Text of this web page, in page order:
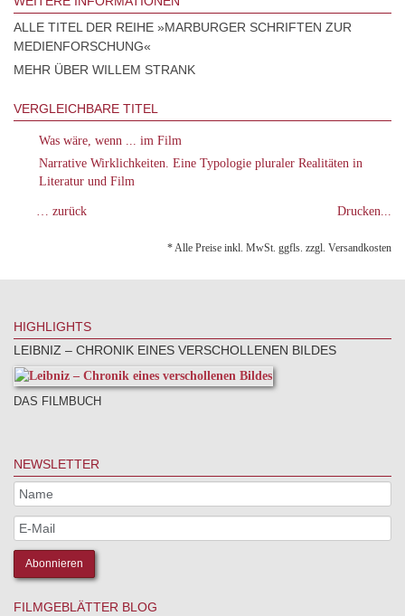
ALLE TITEL DER REIHE »MARBURGER SCHRIFTEN ZUR
MEDIENFORSCHUNG«
MEHR ÜBER WILLEM STRANK
VERGLEICHBARE TITEL
Was wäre, wenn ... im Film
Narrative Wirklichkeiten. Eine Typologie pluraler Realitäten in
Literatur und Film
… zurück Drucken...
* Alle Preise inkl. MwSt. ggfls. zzgl. Versandkosten
HIGHLIGHTS
LEIBNIZ – CHRONIK EINES VERSCHOLLENEN BILDES
DAS FILMBUCH
NEWSLETTER
FILMGEBLÄTTER BLOG